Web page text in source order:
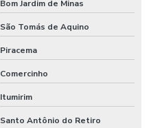
Bom Jardim de Minas
São Tomás de Aquino
Piracema
Comercinho
Itumirim
Santo Antônio do Retiro